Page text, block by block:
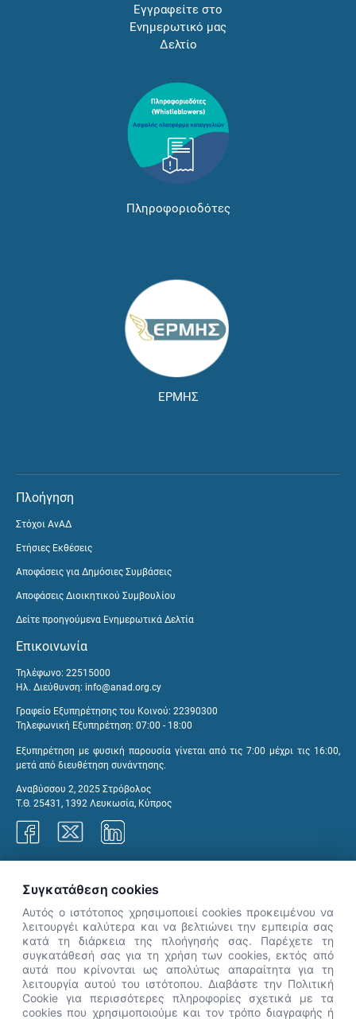
Εγγραφείτε στο
Ενημερωτικό μας
Δελτίο
Πληροφοριοδότες
ΕΡΜΗΣ
Πλοήγηση
Στόχοι ΑνΑΔ
Ετήσιες Εκθέσεις
Αποφάσεις για Δημόσιες Συμβάσεις
Αποφάσεις Διοικητικού Συμβουλίου
Δείτε προηγούμενα Ενημερωτικά Δελτία
Επικοινωνία
Τηλέφωνο: 22515000
Ηλ. Διεύθυνση: info@anad.org.cy
Γραφείο Εξυπηρέτησης του Κοινού: 22390300
Τηλεφωνική Εξυπηρέτηση: 07:00 - 18:00
Εξυπηρέτηση με φυσική παρουσία γίνεται από τις 7:00 μέχρι τις 16:00,
μετά από διευθέτηση συνάντησης.
Αναβύσσου 2, 2025 Στρόβολος
Τ.Θ. 25431, 1392 Λευκωσία, Κύπρος
👋 Καλώς ήρθες! Είμαι η Νόησις.
Πες μου πώς μπορώ να σε βοηθήσω
σήμερα.
Συγκατάθεση cookies
Αυτός ο ιστότοπος χρησιμοποιεί cookies προκειμένου να
λειτουργέι καλύτερα και να βελτιώνει την εμπειρία σας
κατά τη διάρκεια της πλοήγησής σας. Παρέχετε τη
συγκατάθεσή σας για τη χρήση των cookies, εκτός από
αυτά που κρίνονται ως απολύτως απαραίτητα για τη
λειτουργία αυτού του ιστότοπου. Διαβάστε την Πολιτική
Cookie για περισσότερες πληροφορίες σχετικά με τα
cookies που χρησιμοποιούμε και τον τρόπο διαγραφής ή